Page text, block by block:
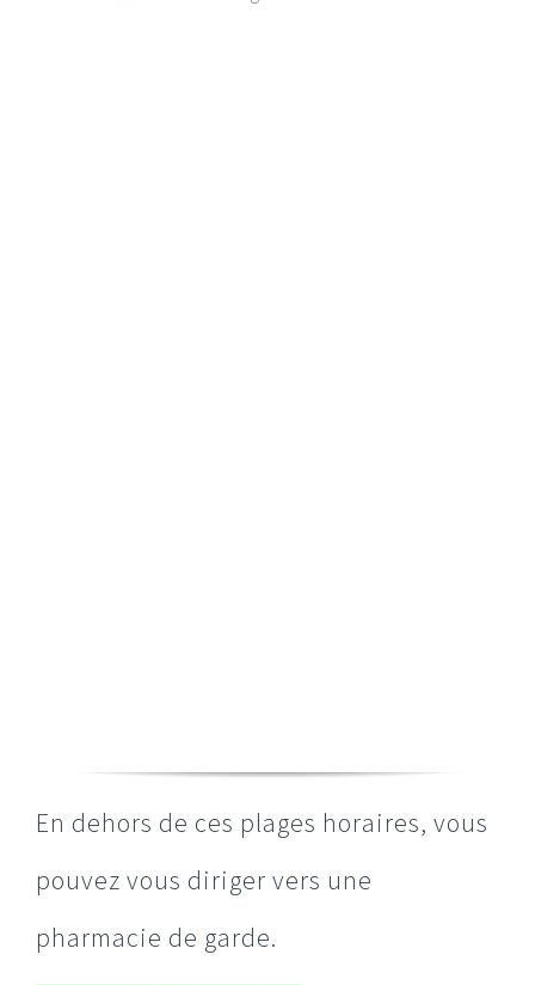
En dehors de ces plages horaires, vous
pouvez vous diriger vers une
pharmacie de garde.